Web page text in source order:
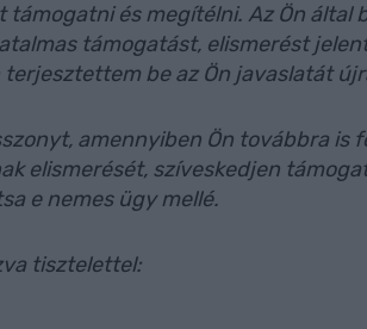
támogatni és megítélni. Az Ön
támogatást, elismerést
be az Ön javaslatát
amennyiben Ön továbbra
elismerését, szíveskedjen
e nemes ügy mellé.
tisztelettel: